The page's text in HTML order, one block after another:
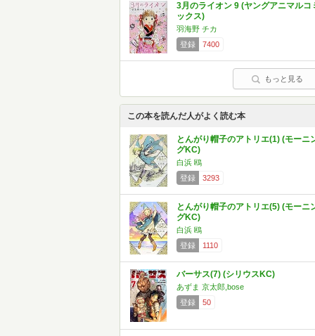
3月のライオン 9 (ヤングアニマルコ
ックス)
羽海野 チカ
登録
7400
もっと見る
この本を読んだ人がよく読む本
とんがり帽子のアトリエ(1) (モーニ
グKC)
白浜 鴎
登録
3293
とんがり帽子のアトリエ(5) (モーニ
グKC)
白浜 鴎
登録
1110
バーサス(7) (シリウスKC)
あずま 京太郎,bose
登録
50